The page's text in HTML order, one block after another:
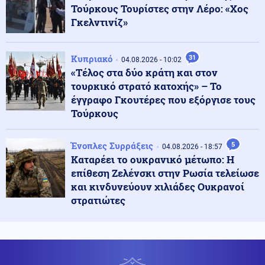
Ένοπλες Συρράξεις
Ετοιμάζονται για κρίση με την Τουρκία: Το Ισραήλ
παρέλαβε υποβρύχιο κλάσης Dolphin INS Drakon με
σωλήνες κάθετης εκτόξευσης πυραύλων Κρουζ
05.08.2026 - 23:00
ΘΕΛΟΥΝ ΝΑ ΒΓΑΛΟΥΝ ΕΚΤΟΣ ΤΟ AfD! 1.000 Γερμανοί
νομικοί υπέγραψαν την απαγόρευση του κόμματος
Κόσμος 05.08.2026 - 22:58
Υποψήφιος Δημοκρατικός σε παραλία της Χαβάης
προκαλεί βρίζοντας γυναίκες, πέφτει ξερός από γροθιά
(βίντεο)
Τούρκους Τουρίστες στην Λέρο: «Χος
Γκελντινίζ»
Κυπριακό 04.08.2026 - 10:02 31
«Τέλος στα δύο κράτη και στον
τουρκικό στρατό κατοχής» – Το
έγγραφο Γκουτέρες που εξόργισε τους
Τούρκους
Ένοπλες Συρράξεις 04.08.2026 - 18:57 5
Καταρέει το ουκρανικό μέτωπο: Η
επίθεση Ζελένσκι στην Ρωσία τελείωσε
και κινδυνεύουν χιλιάδες Ουκρανοί
στρατιώτες